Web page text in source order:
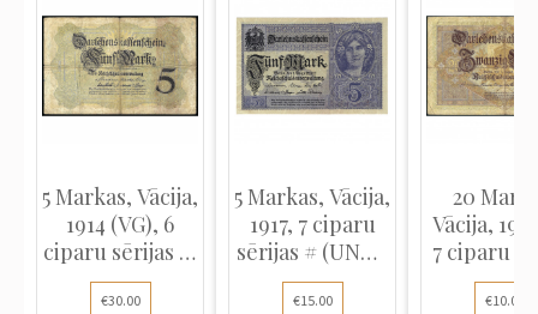
5 Markas, Vācija,
1914 (VG), 6
ciparu sērijas #,
Pick 47a
€30.00
5 Markas, Vācija,
1917, 7 ciparu
sērijas # (UNC),
Pick 56a
€15.00
20
Vācija,
7 ciparu
#, Pick
€10.00